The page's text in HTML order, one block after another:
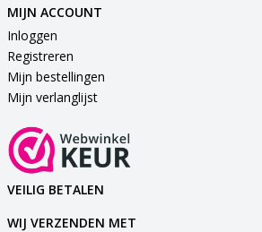
MIJN ACCOUNT
Inloggen
Registreren
Mijn bestellingen
Mijn verlanglijst
VEILIG BETALEN
WIJ VERZENDEN MET